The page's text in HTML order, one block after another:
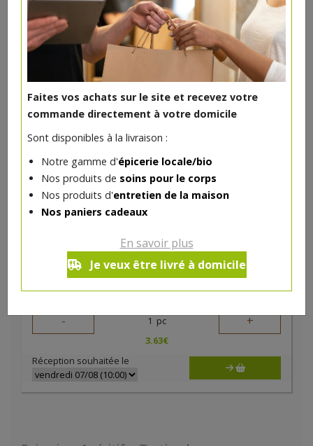
Faites vos achats sur le site et recevez votre
commande directement à votre domicile
Sont disponibles à la livraison :
Notre gamme d'épicerie locale/bio
Nos produits de soins pour le corps
Nos produits d'entretien de la maison
Nos paniers cadeaux
En savoir plus
Je veux être livré à domicile
DANS LA MÊME CATÉGORIE ...
Végétariens
Tartinade aubergine bio 180g
HYGIENA 3.63€/pc
- 1 pc +
3.63€
Réception souhaitée le